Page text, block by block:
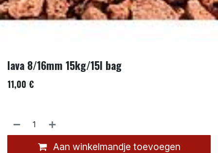
lava 8/16mm 15kg/15l bag
11,00 €
Aan winkelmandje toevoegen